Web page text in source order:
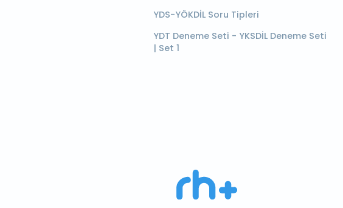
YDS-YÖKDİL Soru Tipleri
YDT Deneme Seti - YKSDİL Deneme Seti
| Set 1